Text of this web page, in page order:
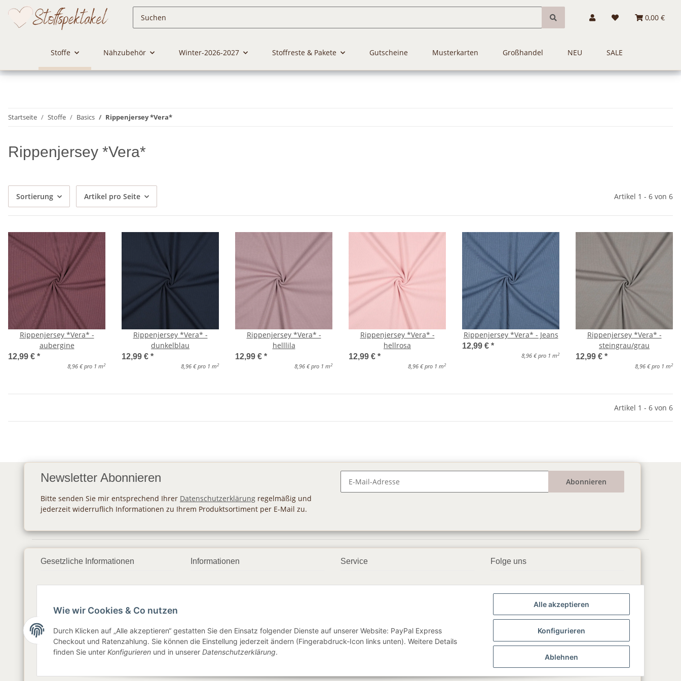
0,00 €
Stoffe Nähzubehör Winter-2026-2027 Stoffreste & Pakete Gutscheine Musterkarten Großhandel NEU SALE
Startseite Stoffe Basics Rippenjersey *Vera*
Rippenjersey *Vera*
Sortierung Artikel pro Seite Artikel 1 - 6 von 6
Rippenjersey *Vera* -
aubergine
12,99 € *
8,96 € pro 1 m2
Rippenjersey *Vera* -
dunkelblau
12,99 € *
8,96 € pro 1 m2
Rippenjersey *Vera* -
helllila
12,99 € *
8,96 € pro 1 m2
Rippenjersey *Vera* -
hellrosa
12,99 € *
8,96 € pro 1 m2
Rippenjersey *Vera* - Jeans
12,99 € *
8,96 € pro 1 m2
Rippenjersey *Vera* -
steingrau/grau
12,99 € *
8,96 € pro 1 m2
Artikel 1 - 6 von 6
Newsletter Abonnieren
Bitte senden Sie mir entsprechend Ihrer Datenschutzerklärung regelmäßig und
jederzeit widerruflich Informationen zu Ihrem Produktsortiment per E-Mail zu.
Abonnieren
Gesetzliche Informationen
Datenschutz
AGB
Sitemap
Impressum
Informationen
Zahlungsmöglichkeiten
Newsletter
Service
Geschenkgutscheine
Folge uns
▶️ YouTube
📘 Facebook
📸 Instagram
🎵 TikTok
Wie wir Cookies & Co nutzen
Durch Klicken auf „Alle akzeptieren“ gestatten Sie den Einsatz folgender Dienste auf unserer Website: PayPal Express
Checkout und Ratenzahlung. Sie können die Einstellung jederzeit ändern (Fingerabdruck-Icon links unten). Weitere Details
finden Sie unter Konfigurieren und in unserer Datenschutzerklärung.
Alle akzeptieren
Konfigurieren
Ablehnen